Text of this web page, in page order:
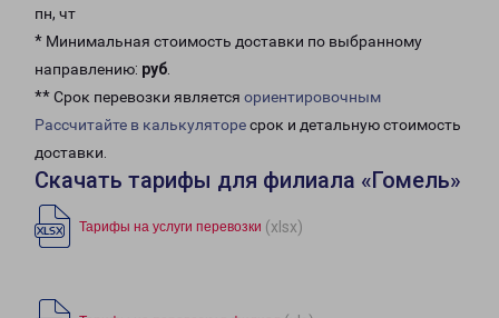
пн, чт
* Минимальная стоимость доставки по выбранному
направлению: руб.
** Срок перевозки является ориентировочным
Рассчитайте в калькуляторесрок и детальную стоимость
доставки.
Скачать тарифы для филиала «Гомель»
Тарифы на услуги перевозки (xlsx)